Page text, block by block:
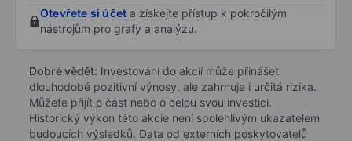
Otevřete si účet a získejte přístup k pokročilým
nástrojům pro grafy a analýzu.
Dobré vědět: Investování do akcií může přinášet
dlouhodobé pozitivní výnosy, ale zahrnuje i určitá rizika.
Můžete přijít o část nebo o celou svou investici.
Historický výkon této akcie není spolehlivým ukazatelem
budoucích výsledků. Data od externích poskytovatelů